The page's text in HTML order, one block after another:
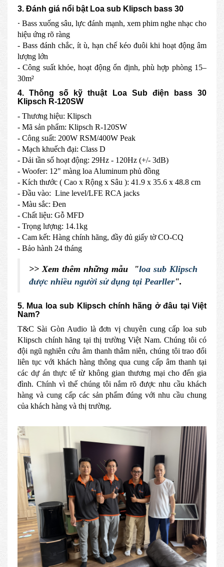
3. Đánh giá nổi bật Loa sub Klipsch bass 30
-Bass xuống sâu, lực đánh mạnh, xem phim nghe nhạc cho
hiệu ứng rõ ràng
- Bass đánh chắc, ít ù, hạn chế kéo đuôi khi hoạt động âm
lượng lớn
- Công suất khỏe, hoạt động ổn định, phù hợp phòng 15–
30m²
4. Thông số kỹ thuật Loa Sub điện bass 30
Klipsch R-120SW
- Thương hiệu: Klipsch
- Mã sản phẩm: Klipsch R-120SW
- Công suất: 200W RSM/400W Peak
- Mạch khuếch đại: Class D
- Dải tần số hoạt động: 29Hz - 120Hz (+/- 3dB)
- Woofer: 12" màng loa Aluminum phủ đồng
- Kích thước ( Cao x Rộng x Sâu ): 41.9 x 35.6 x 48.8 cm
- Đầu vào: Line level/LFE RCA jacks
- Màu sắc: Đen
- Chất liệu: Gỗ MFD
- Trọng lượng: 14.1kg
- Cam kết: Hàng chính hãng, đầy đủ giấy tờ CO-CQ
- Bảo hành 24 tháng
>> Xem thêm những mẫu "loa sub Klipsch
được nhiều người sử dụng tại Pearller".
5. Mua loa sub Klipsch chính hãng ở đâu tại Việt
Nam?
T&C Sài Gòn Audio là đơn vị chuyên cung cấp loa sub
Klipsch chính hãng tại thị trường Việt Nam. Chúng tôi có
đội ngũ nghiên cứu âm thanh thâm niên, chúng tôi trao đổi
liên tục với khách hàng thông qua cung cấp âm thanh tại
các dự án thực tế từ không gian thương mại cho đến gia
đình. Chính vì thế chúng tôi nắm rõ được nhu cầu khách
hàng và cung cấp các sản phẩm đúng với nhu cầu chung
của khách hàng và thị trường.